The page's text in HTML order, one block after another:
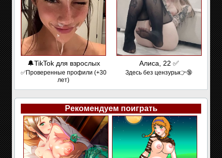
🔔TikTok для взрослых
✅Проверенные профили (+30
лет)
Алиса, 22 ✅
Здесь без цензуры👉🔞
Рекомендуем поиграть